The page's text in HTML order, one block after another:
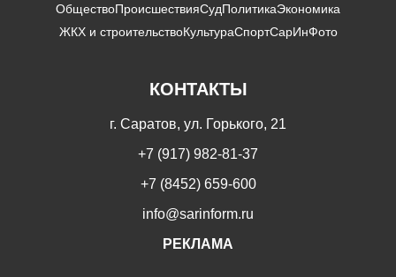
ОбществоПроисшествияСудПолитикаЭкономика
ЖКХ и строительствоКультураСпортСарИнФото
КОНТАКТЫ
г. Саратов, ул. Горького, 21
+7 (917) 982-81-37
+7 (8452) 659-600
info@sarinform.ru
РЕКЛАМА